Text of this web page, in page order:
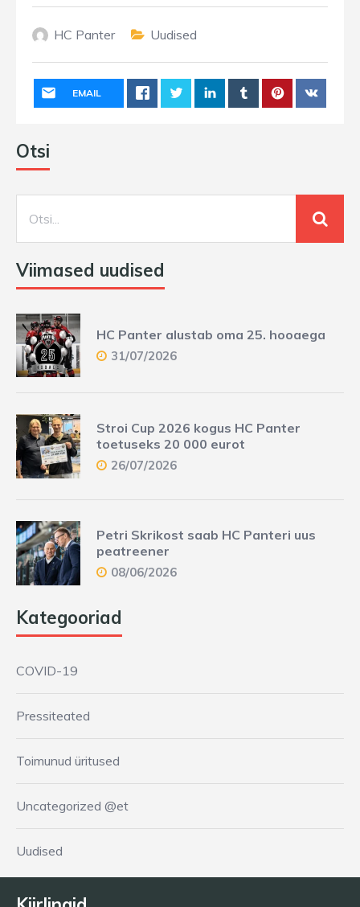
HC Panter Uudised
EMAIL
Otsi
Viimased uudised
HC Panter alustab oma 25. hooaega
31/07/2026
Stroi Cup 2026 kogus HC Panter
toetuseks 20 000 eurot
26/07/2026
Petri Skrikost saab HC Panteri uus
peatreener
08/06/2026
Kategooriad
COVID-19
Pressiteated
Toimunud üritused
Uncategorized @et
Uudised